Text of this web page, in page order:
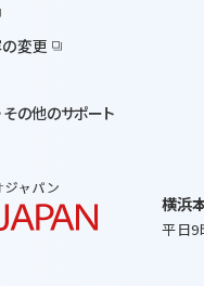
変更
その他のサポート
横浜
平日9